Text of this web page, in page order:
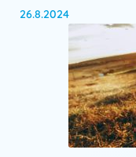
26.8.2024